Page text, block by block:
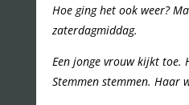
Hoe ging het ook weer?
zaterdagmiddag.
Een jonge vrouw kijkt toe.
Stemmen stemmen. Haar